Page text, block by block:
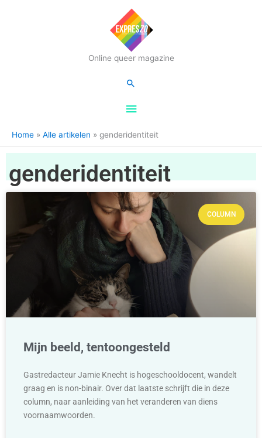
Online queer magazine
Hoofdmenu
Zoeken
Home Alle artikelen genderidentiteit
genderidentiteit
COLUMN
Mijn beeld, tentoongesteld
Gastredacteur Jamie Knecht is hogeschooldocent, wandelt
graag en is non-binair. Over dat laatste schrijft die in deze
column, naar aanleiding van het veranderen van diens
voornaamwoorden.